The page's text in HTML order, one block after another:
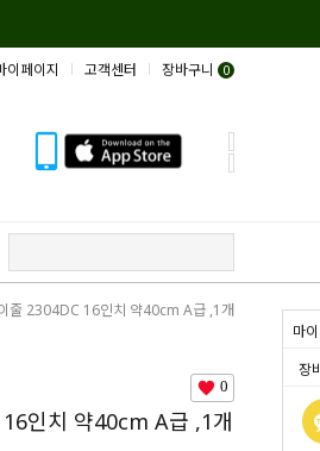
마
장
이페이지 고객센터 장바구니 0
줄 2304DC 16인치 약40cm A급 ,1개
0
인치 약40cm A급 ,1개